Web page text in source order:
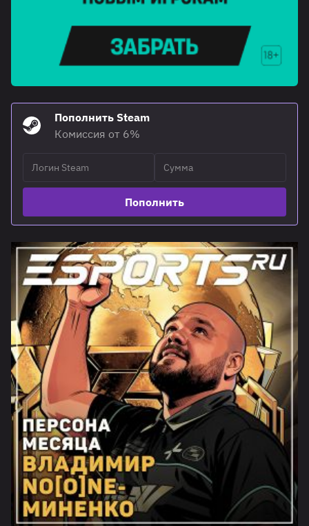
Пополнить Steam
Комиссия от 6%
Пополнить